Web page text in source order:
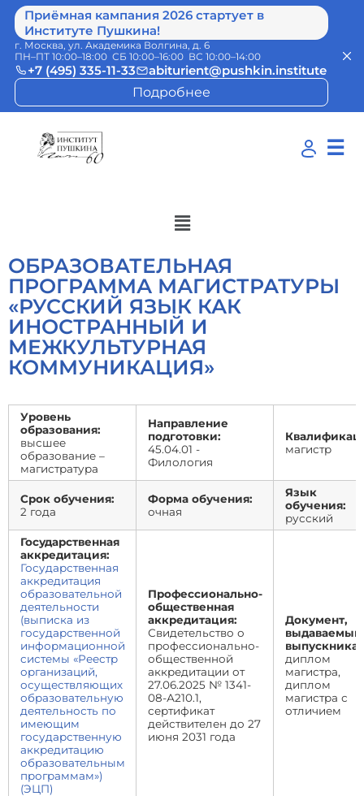
Приёмная кампания 2026 стартует в
Институте Пушкина!
г. Москва, ул. Академика Волгина, д. 6
ПН–ПТ 10:00–18:00 СБ 10:00–16:00 ВС 10:00–14:00
+7 (495) 335-11-33
abiturient@pushkin.institute
Подробнее
☰
ОБРАЗОВАТЕЛЬНАЯ
ПРОГРАММА МАГИСТРАТУРЫ
«РУССКИЙ ЯЗЫК КАК
ИНОСТРАННЫЙ И
МЕЖКУЛЬТУРНАЯ
КОММУНИКАЦИЯ»
Уровень
образования:
высшее
образование –
магистратура
Направление
подготовки:
45.04.01 -
Филология
магистр
Срок обучения:
2 года
Форма обучения:
очная
Язык
обучения:
русский
Государственная
аккредитация:
Государственная
аккредитация
образовательной
деятельности
(выписка из
государственной
информационной
системы «Реестр
организаций,
осуществляющих
образовательную
деятельность по
имеющим
государственную
аккредитацию
образовательным
программам»)
(ЭЦП)
Профессионально-
общественная
аккредитация:
Свидетельство о
профессионально-
общественной
аккредитации от
27.06.2025 № 1341-
08-А210.1,
сертификат
действителен до 27
июня 2031 года
Документ,
выдаваемый
диплом
магистра,
диплом
магистра с
отличием